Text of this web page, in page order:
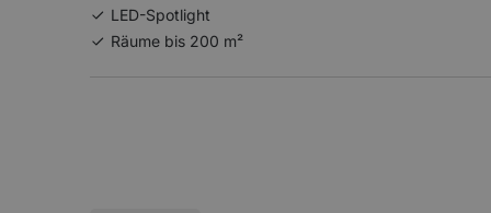
LED-Spotlight
Räume bis 200 m²